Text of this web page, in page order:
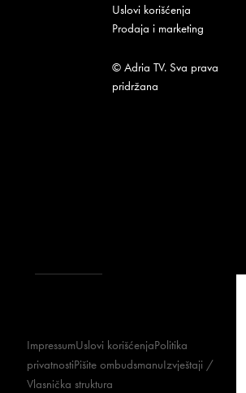
Uslovi korišćenja
Prodaja i marketing
© Adria TV. Sva prava
pridržana
ImpressumUslovi korišćenjaPolitika
privatnostiPišite ombudsmanuIzvještaji /
Vlasnička struktura